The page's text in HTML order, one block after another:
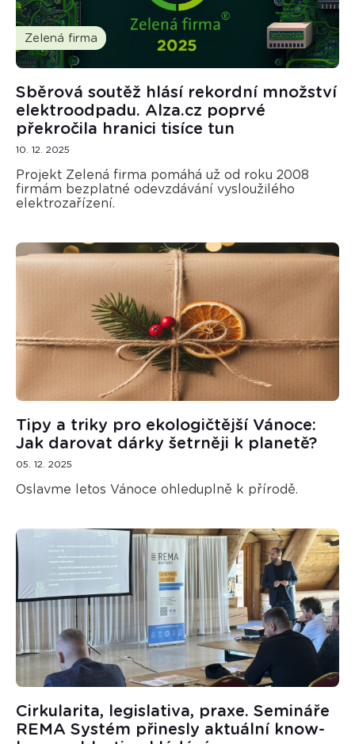
Zelená firma
Sběrová soutěž hlásí rekordní množství
elektroodpadu. Alza.cz poprvé
překročila hranici tisíce tun
10. 12. 2025
Projekt Zelená firma pomáhá už od roku 2008
firmám bezplatné odevzdávání vysloužilého
elektrozařízení.
Tipy a triky pro ekologičtější Vánoce:
Jak darovat dárky šetrněji k planetě?
05. 12. 2025
Oslavme letos Vánoce ohleduplně k přírodě.
Cirkularita, legislativa, praxe. Semináře
REMA Systém přinesly aktuální know-